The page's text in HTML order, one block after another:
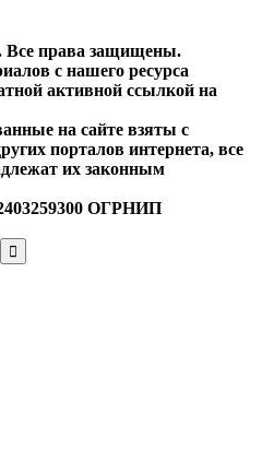
Все права защищены.
с нашего ресурса
активной ссылкой на
на сайте взяты с
порталов интернета, все
их законным
ОГРНИП